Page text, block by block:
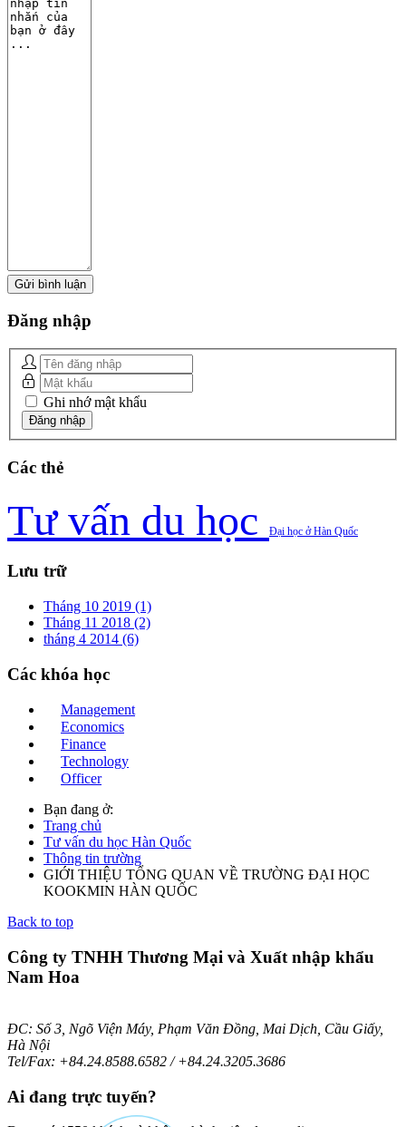
Đăng nhập
Ghi nhớ mật khẩu
Các thẻ
Tư vấn du học Đại học ở Hàn Quốc
Lưu trữ
Tháng 10 2019 (1)
Tháng 11 2018 (2)
tháng 4 2014 (6)
Các khóa học
Management
Economics
Finance
Technology
Officer
Bạn đang ở:
Trang chủ
Tư vấn du học Hàn Quốc
Thông tin trường
GIỚI THIỆU TỔNG QUAN VỀ TRƯỜNG ĐẠI HỌC
KOOKMIN HÀN QUỐC
Back to top
Công ty TNHH Thương Mại và Xuất nhập khẩu
Nam Hoa
ĐC: Số 3, Ngõ Viện Máy, Phạm Văn Đồng, Mai Dịch, Cầu Giấy,
Hà Nội
Tel/Fax: +84.24.8588.6582 / +84.24.3205.3686
Ai đang trực tuyến?